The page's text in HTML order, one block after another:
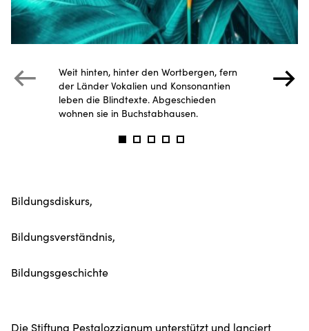
Weit hinten, hinter den Wortbergen, fern
der Länder Vokalien und Konsonantien
leben die Blindtexte. Abgeschieden
wohnen sie in Buchstabhausen.
Bildungsdiskurs,
Bildungsverständnis,
Bildungsgeschichte
Die Stiftung Pestalozzianum unterstützt und lanciert